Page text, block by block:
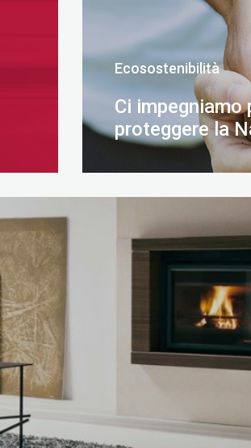
Ecosostenibilità
Ci impegniamo
proteggere la